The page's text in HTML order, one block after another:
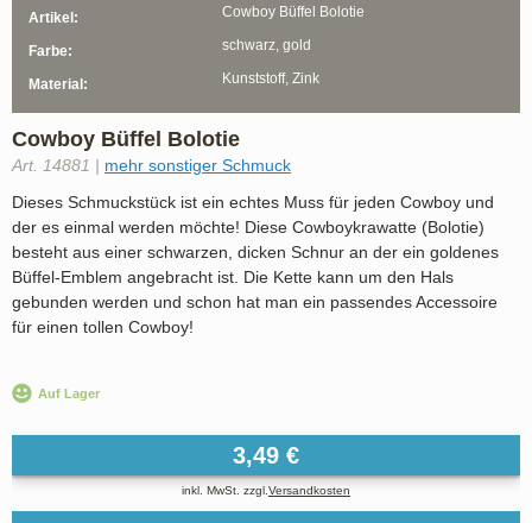
Cowboy Büffel Bolotie
Art. 14881 | mehr sonstiger Schmuck
Dieses Schmuckstück ist ein echtes Muss für jeden Cowboy und
der es einmal werden möchte! Diese Cowboykrawatte (Bolotie)
besteht aus einer schwarzen, dicken Schnur an der ein goldenes
Büffel-Emblem angebracht ist. Die Kette kann um den Hals
gebunden werden und schon hat man ein passendes Accessoire
für einen tollen Cowboy!
Auf Lager
3,49 €
inkl. MwSt. zzgl. Versandkosten
Artikel: Cowboy Büffel Bolotie
Farbe: schwarz, gold
Material: Kunststoff, Zink